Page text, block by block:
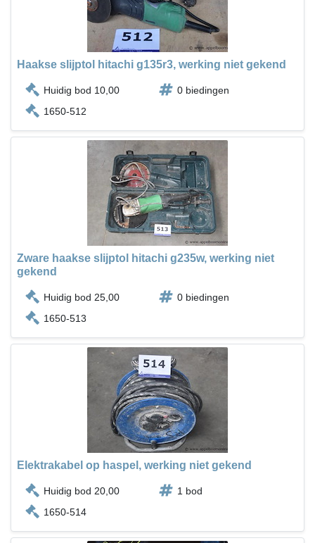
Haakse slijptol hitachi g135r3, werking niet gekend
Huidig bod 10,00
0 biedingen
1650-512
Zware haakse slijptol hitachi g235w, werking niet
gekend
Huidig bod 25,00
0 biedingen
1650-513
Elektrakabel op haspel, werking niet gekend
Huidig bod 20,00
1 bod
1650-514